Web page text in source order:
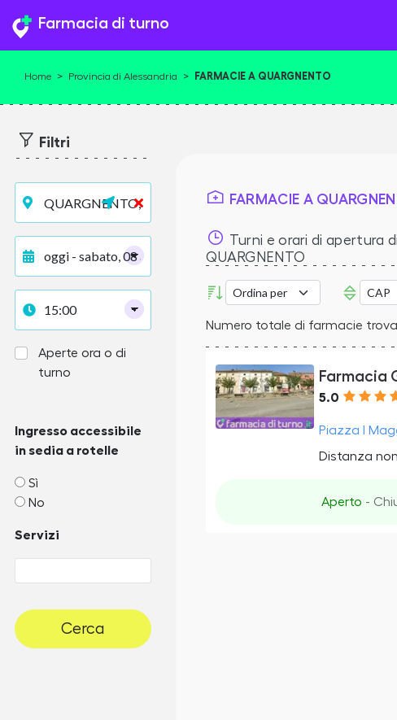
Farmacia di turno
Home > Provincia di Alessandria > FARMACIE A QUARGNENTO
FARMACIE A
Turni e orari di apertura
QUARGNENTO
Numero totale di farmacie
Farmacia
5.0
Piazza I
Distanza
Aperto -
Filtri
Aperte ora o di
turno
Ingresso accessibile
in sedia a rotelle
Sì
No
Servizi
Cerca